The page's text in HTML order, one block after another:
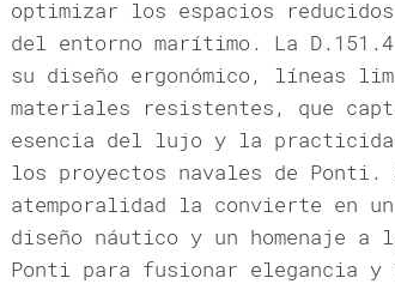
optimizar los espacios
del entorno marítimo. La
su diseño ergonómico, líneas
materiales resistentes, que
esencia del lujo y la
los proyectos navales de Ponti.
atemporalidad la convierte en
diseño náutico y un homenaje a
Ponti para fusionar elegancia y